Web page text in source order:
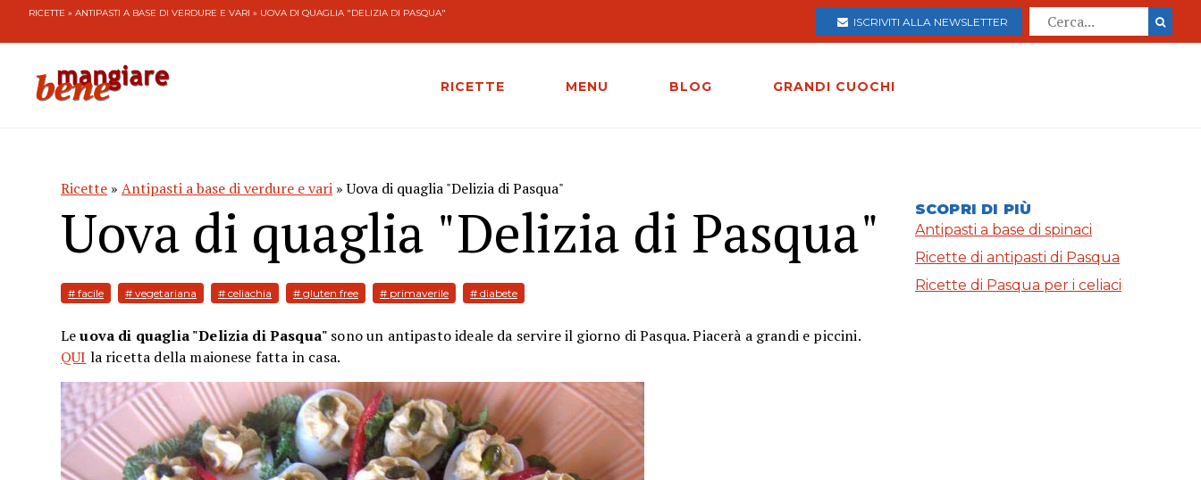
RICETTE » ANTIPASTI A BASE DI VERDURE E VARI » UOVA DI QUAGLIA "DELIZIA DI PASQUA"
ISCRIVITI ALLA NEWSLETTER
RICETTE MENU BLOG GRANDI CUOCHI
Ricette » Antipasti a base di verdure e vari » Uova di quaglia "Delizia di Pasqua"
Uova di quaglia "Delizia di Pasqua"
# facile # vegetariana # celiachia # gluten free # primaverile # diabete
Leuova di quaglia "Delizia di Pasqua" sono un antipasto ideale da servire il giorno di Pasqua. Piacerà a grandi e piccini.
QUI la ricetta della maionese fatta in casa.
SCOPRI DI PIÙ
Antipasti a base di spinaci
Ricette di antipasti di Pasqua
Ricette di Pasqua per i celiaci